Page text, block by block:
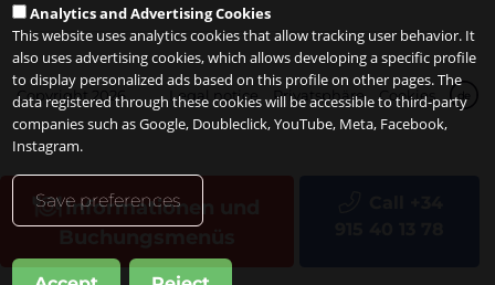
Informationen und
Copyright 2026 Legal notice Privatsphäre Cookies de
Analytics and Advertising Cookies
This website uses analytics cookies that allow tracking user behavior. It
also uses advertising cookies, which allows developing a specific profile
to display personalized ads based on this profile on other pages. The
data registered through these cookies will be accessible to third-party
companies such as Google, Doubleclick, YouTube, Meta, Facebook,
Instagram.
Save preferences